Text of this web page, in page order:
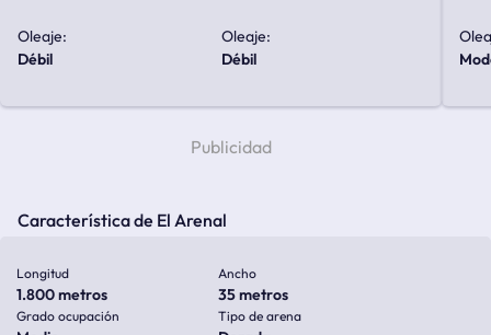
Oleaje:
débil
Oleaje:
débil
Característica de El Arenal
Longitud
1.800 metros
Ancho
35 metros
Grado ocupación Tipo de arena